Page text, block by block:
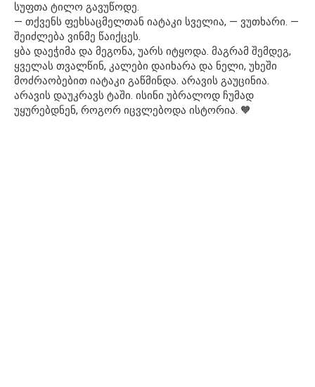
სუფთა ტილო გავუწოდე.
— თქვენს ფეხსაცმელთან იატაკი სველია, — ვუთხარი. —
შეიძლება ვინმე წაიქცეს.
ყბა დაეჭიმა და მეგონა, უარს იტყოდა. მაგრამ შემდეგ,
ყველას თვალწინ, კალები დაიხარა და ნელი, უხეში
მოძრაობებით იატაკი გაწმინდა. არავის გაუცინია.
არავის დაუკრავს ტაში. ისინი უბრალოდ ჩუმად
უყურებდნენ, როგორ იცვლებოდა ისტორია. 🧡